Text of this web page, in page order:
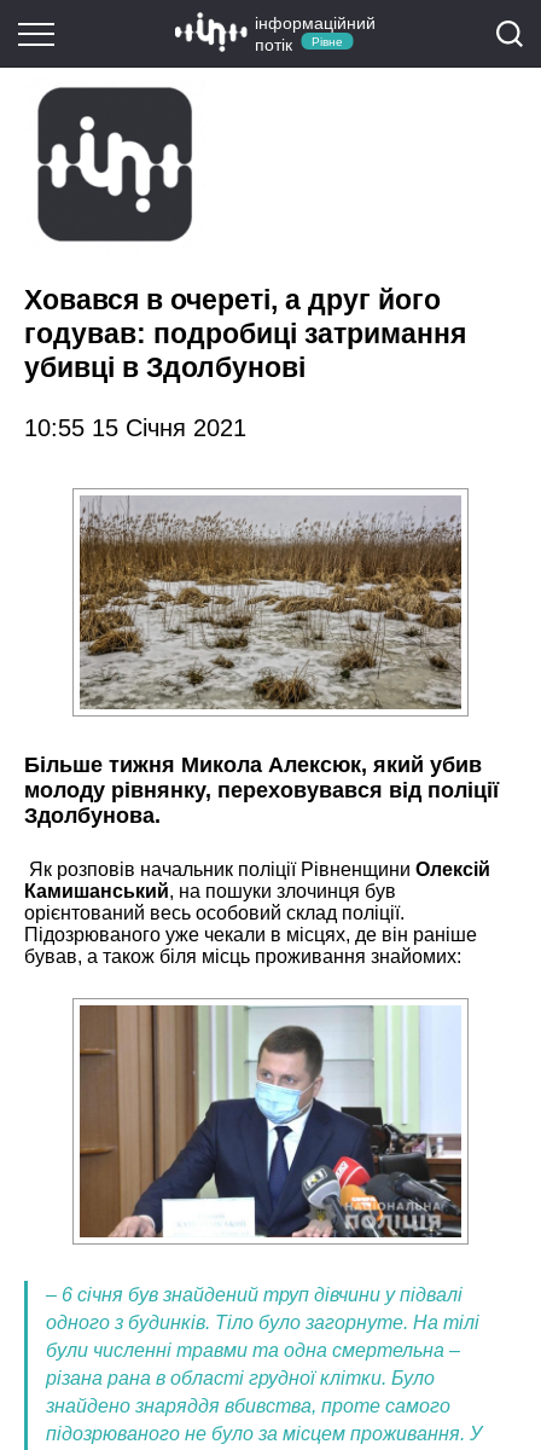
інформаційний
потік
Рівне
Ховався в очереті, а друг його
годував: подробиці затримання
убивці в Здолбунові
10:55 15 Січня 2021
Більше тижня Микола Алексюк, який убив
молоду рівнянку, переховувався від поліції
Здолбунова.
Як розповів начальник поліції Рівненщини Олексій
Камишанський, на пошуки злочинця був
орієнтований весь особовий склад поліції.
Підозрюваного уже чекали в місцях, де він раніше
бував, а також біля місць проживання знайомих:
– 6 січня був знайдений труп дівчини у підвалі
одного з будинків. Тіло було загорнуте. На тілі
були численні травми та одна смертельна –
різана рана в області грудної клітки. Було
знайдено знаряддя вбивства, проте самого
підозрюваного не було за місцем проживання. У